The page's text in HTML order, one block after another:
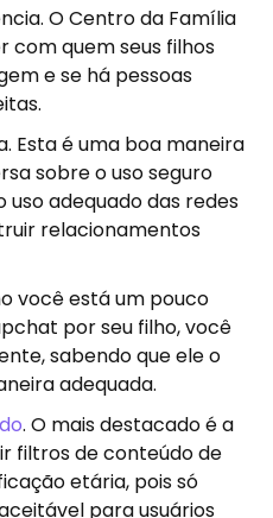
O Centro da Família
com quem seus filhos
e se há pessoas
Esta é uma boa maneira
sobre o uso seguro
adequado das redes
relacionamentos
você está um pouco
por seu filho, você
sabendo que ele o
adequada.
. O mais destacado é a
filtros de conteúdo de
etária, pois só
para usuários